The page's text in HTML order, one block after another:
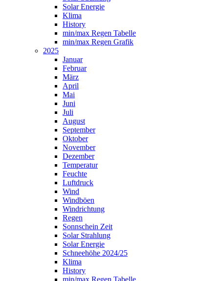
Solar Energie
Klima
History
min/max Regen Tabelle
min/max Regen Grafik
2025
Januar
Februar
März
April
Mai
Juni
Juli
August
September
Oktober
November
Dezember
Temperatur
Feuchte
Luftdruck
Wind
Windböen
Windrichtung
Regen
Sonnschein Zeit
Solar Strahlung
Solar Energie
Schneehöhe 2024/25
Klima
History
min/max Regen Tabelle